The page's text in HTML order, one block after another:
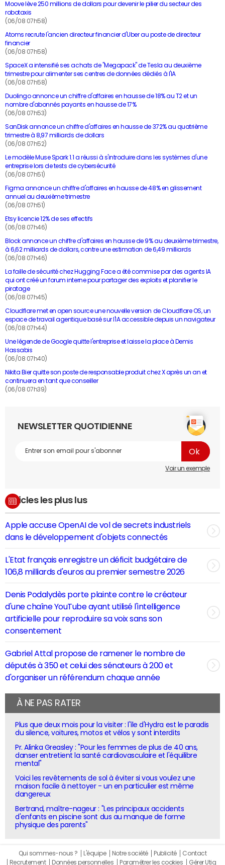
Moove lève 250 millions de dollars pour devenir le pilier du secteur des
robotaxis
(06/08 07h58)
Atoms recrute l'ancien directeur financier d'Uber au poste de directeur
financier
(06/08 07h58)
SpaceX a intensifié ses achats de "Megapack" de Tesla au deuxième
trimestre pour alimenter ses centres de données dédiés à l'IA
(06/08 07h58)
Duolingo annonce un chiffre d'affaires en hausse de 18% au T2 et un
nombre d'abonnés payants en hausse de 17%
(06/08 07h53)
SanDisk annonce un chiffre d'affaires en hausse de 372% au quatrième
trimestre à 8,97 milliards de dollars
(06/08 07h52)
Le modèle Muse Spark 1.1 a réussi à s'introduire dans les systèmes d'une
entreprise lors de tests de cybersécurité
(06/08 07h51)
Figma annonce un chiffre d'affaires en hausse de 48% en glissement
annuel au deuxième trimestre
(06/08 07h51)
Etsy licencie 12% de ses effectifs
(06/08 07h46)
Block annonce un chiffre d'affaires en hausse de 9% au deuxième trimestre,
à 6,62 milliards de dollars, contre une estimation de 6,49 milliards
(06/08 07h46)
La faille de sécurité chez Hugging Face a été commise par des agents IA
qui ont créé un forum interne pour partager des exploits et planifier le
piratage
(06/08 07h45)
Cloudflare met en open source une nouvelle version de Cloudflare OS, un
espace de travail agentique basé sur l'IA accessible depuis un navigateur
(06/08 07h44)
Une légende de Google quitte l'entreprise et laisse la place à Demis
Hassabis
(06/08 07h40)
Nikita Bier quitte son poste de responsable produit chez X après un an et
continuera en tant que conseiller
(06/08 07h39)
NEWSLETTER QUOTIDIENNE
Voir un exemple
Articles les plus lus
Apple accuse OpenAI de vol de secrets industriels
dans le développement d'objets connectés
L'Etat français enregistre un déficit budgétaire de
106,8 milliards d'euros au premier semestre 2026
Denis Podalydès porte plainte contre le créateur
d'une chaîne YouTube ayant utilisé l'intelligence
artificielle pour reproduire sa voix sans son
consentement
Gabriel Attal propose de ramener le nombre de
députés à 350 et celui des sénateurs à 200 et
d'organiser un référendum chaque année
À NE PAS RATER
Plus que deux mois pour la visiter : l'île d'Hydra est le paradis
du silence, voitures, motos et vélos y sont interdits
Pr. Alinka Greasley : "Pour les femmes de plus de 40 ans,
danser entretient la santé cardiovasculaire et l'équilibre
mental"
Voici les revêtements de sol à éviter si vous voulez une
maison facile à nettoyer - un en particulier est même
dangereux
Bertrand, maître-nageur : "Les principaux accidents
d'enfants en piscine sont dus au manque de forme
physique des parents"
Qui sommes-nous ? L'équipe Notre société Publicité
Contact
Recrutement
Données personnelles Paramétrer les cookies Gérer Utiq